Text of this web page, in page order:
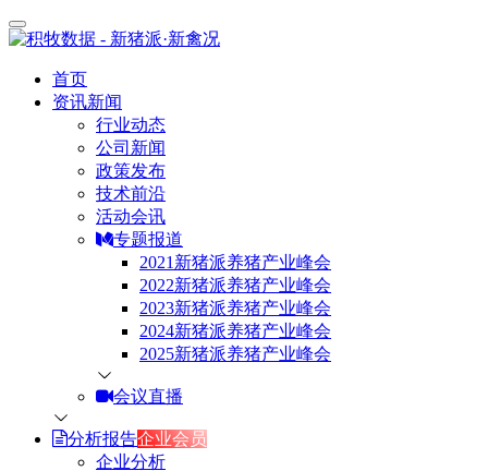
首页
资讯新闻
行业动态
公司新闻
政策发布
技术前沿
活动会讯
专题报道
2021新猪派养猪产业峰会
2022新猪派养猪产业峰会
2023新猪派养猪产业峰会
2024新猪派养猪产业峰会
2025新猪派养猪产业峰会
会议直播
分析报告企业会员
企业分析